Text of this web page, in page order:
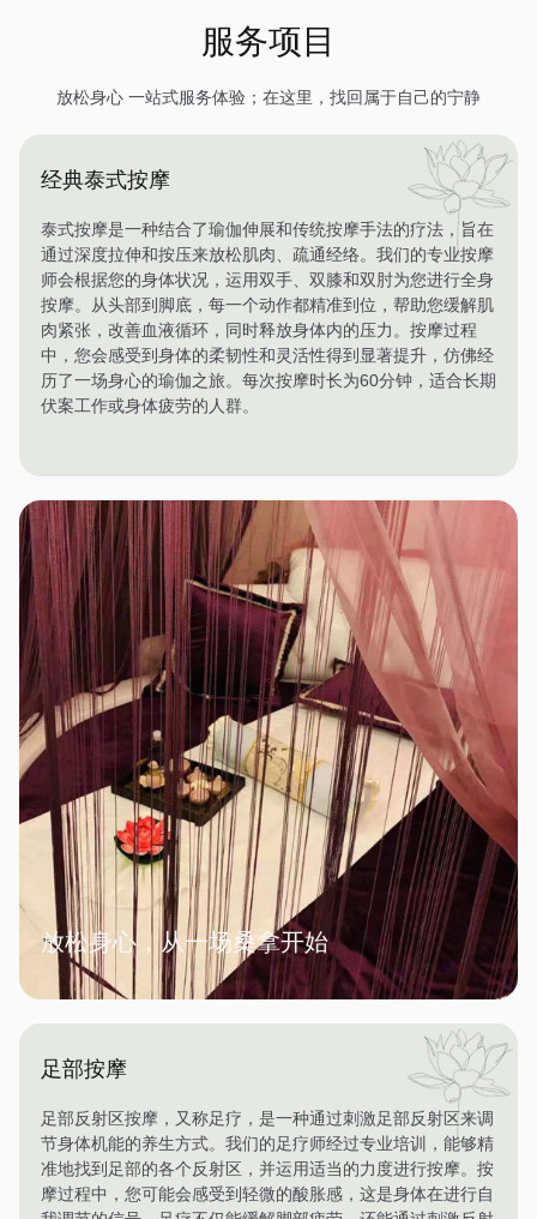
服务项目
放松身心 一站式服务体验；在这里，找回属于自己的宁静
经典泰式按摩
泰式按摩是一种结合了瑜伽伸展和传统按摩手法的疗法，旨在
通过深度拉伸和按压来放松肌肉、疏通经络。我们的专业按摩
师会根据您的身体状况，运用双手、双膝和双肘为您进行全身
按摩。从头部到脚底，每一个动作都精准到位，帮助您缓解肌
肉紧张，改善血液循环，同时释放身体内的压力。按摩过程
中，您会感受到身体的柔韧性和灵活性得到显著提升，仿佛经
历了一场身心的瑜伽之旅。每次按摩时长为60分钟，适合长期
伏案工作或身体疲劳的人群。
放松身心，从一场桑拿开始
足部按摩
足部反射区按摩，又称足疗，是一种通过刺激足部反射区来调
节身体机能的养生方式。我们的足疗师经过专业培训，能够精
准地找到足部的各个反射区，并运用适当的力度进行按摩。按
摩过程中，您可能会感受到轻微的酸胀感，这是身体在进行自